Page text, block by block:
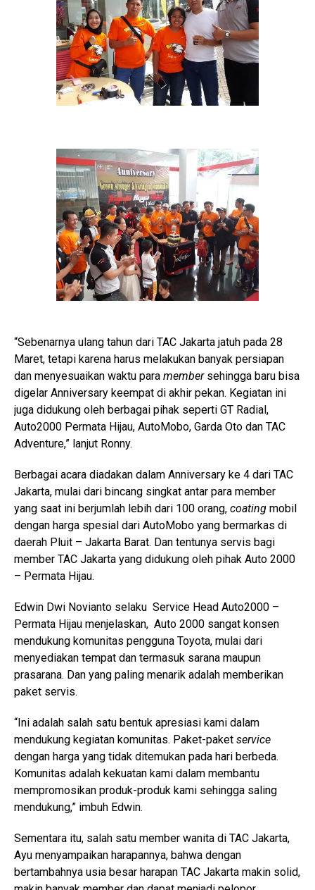
“Sebenarnya ulang tahun dari TAC Jakarta jatuh pada 28
Maret, tetapi karena harus melakukan banyak persiapan
dan menyesuaikan waktu para membersehingga baru bisa
digelar Anniversary keempat di akhir pekan. Kegiatan ini
juga didukung oleh berbagai pihak seperti GT Radial,
Auto2000 Permata Hijau, AutoMobo, Garda Oto dan TAC
Adventure,” lanjut Ronny.
Berbagai acara diadakan dalam Anniversary ke 4 dari TAC
Jakarta, mulai dari bincang singkat antar para member
yang saat ini berjumlah lebih dari 100 orang, coating mobil
dengan harga spesial dari AutoMobo yang bermarkas di
daerah Pluit – Jakarta Barat. Dan tentunya servis bagi
member TAC Jakarta yang didukung oleh pihak Auto 2000
– Permata Hijau.
Edwin Dwi Novianto selaku Service Head Auto2000 –
Permata Hijau menjelaskan, Auto 2000 sangat konsen
mendukung komunitas pengguna Toyota, mulai dari
menyediakan tempat dan termasuk sarana maupun
prasarana. Dan yang paling menarik adalah memberikan
paket servis.
“Ini adalah salah satu bentuk apresiasi kami dalam
mendukung kegiatan komunitas. Paket-paket service
dengan harga yang tidak ditemukan pada hari berbeda.
Komunitas adalah kekuatan kami dalam membantu
mempromosikan produk-produk kami sehingga saling
mendukung,” imbuh Edwin.
Sementara itu, salah satu member wanita di TAC Jakarta,
Ayu menyampaikan harapannya, bahwa dengan
bertambahnya usia besar harapan TAC Jakarta makin solid,